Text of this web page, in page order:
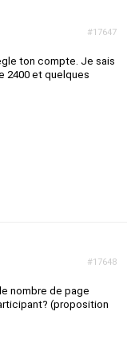
#17647
ton compte. Je sais
2400 et quelques
#17648
nombre de page
(proposition